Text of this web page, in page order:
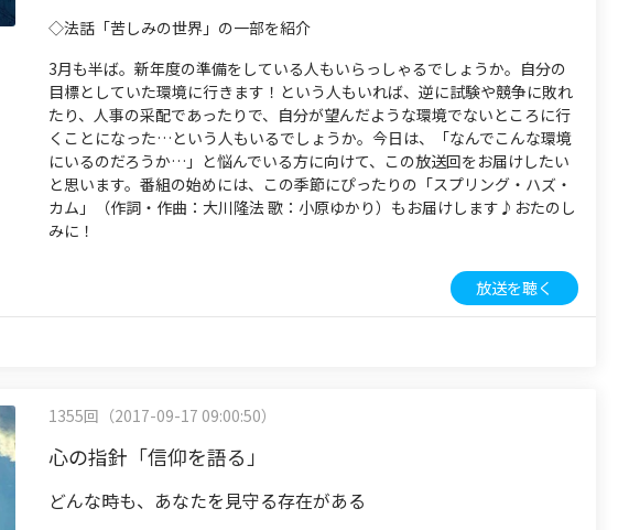
◇法話「苦しみの世界」の一部を紹介
3月も半ば。新年度の準備をしている人もいらっしゃるでしょうか。自分の
目標としていた環境に行きます！という人もいれば、逆に試験や競争に敗れ
たり、人事の采配であったりで、自分が望んだような環境でないところに行
くことになった…という人もいるでしょうか。今日は、「なんでこんな環境
にいるのだろうか…」と悩んでいる方に向けて、この放送回をお届けしたい
と思います。番組の始めには、この季節にぴったりの「スプリング・ハズ・
カム」（作詞・作曲：大川隆法 歌：小原ゆかり）もお届けします♪おたのし
みに！
放送を聴く
1355回（2017-09-17 09:00:50）
心の指針「信仰を語る」
どんな時も、あなたを見守る存在がある